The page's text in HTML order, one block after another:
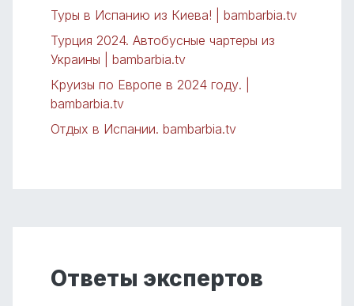
Туры в Испанию из Киева! | bambarbia.tv
Турция 2024. Автобусные чартеры из
Украины | bambarbia.tv
Круизы по Европе в 2024 году. |
bambarbia.tv
Отдых в Испании. bambarbia.tv
Ответы экспертов